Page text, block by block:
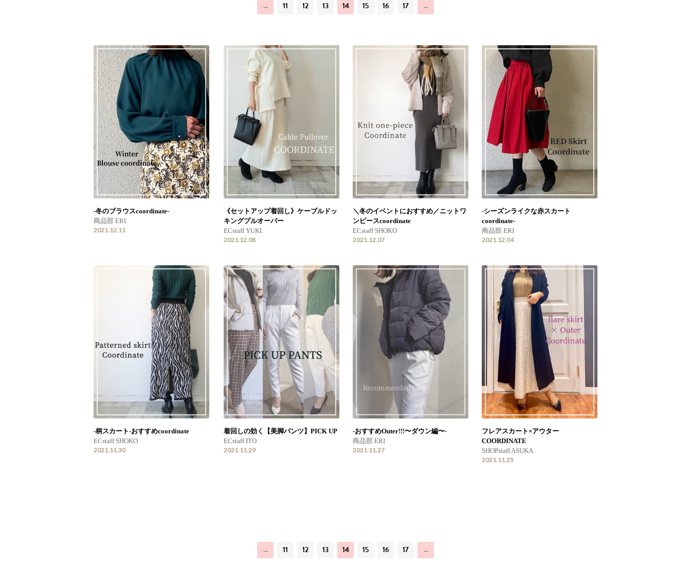
… 11 12 13 14 15 16 17 …
-冬のブラウスcoordinate-
商品部 ERI
2021.12.11
《セットアップ着回し》ケーブルドッ
キングプルオーバー
ECstaff YUKI.
2021.12.08
＼冬のイベントにおすすめ／ニットワ
ンピースcoordinate
ECstaff SHOKO
2021.12.07
-シーズンライクな赤スカート
coordinate-
商品部 ERI
2021.12.04
-柄スカート-おすすめcoordinate
ECstaff SHOKO
2021.11.30
着回しの効く【美脚パンツ】PICK UP
ECstaff ITO
2021.11.29
-おすすめOuter!!!〜ダウン編〜-
商品部 ERI
2021.11.27
フレアスカート×アウター
COORDINATE
SHOPstaff ASUKA
2021.11.25
… 11 12 13 14 15 16 17 …